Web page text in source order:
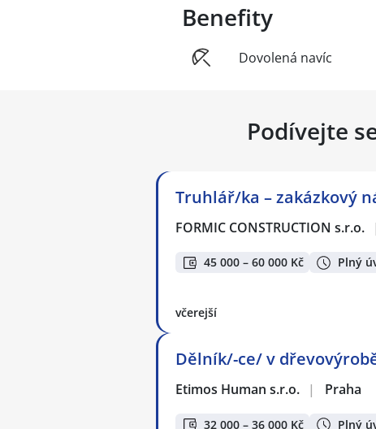
Benefity
Dovolená navíc
Podívejte
Truhlář/ka – zakázkový
FORMIC CONSTRUCTION s.r.o. |
45 000 – 60 000 Kč Plný
včerejší
Dělník/-ce/ v
Etimos Human s.r.o. | Praha
32 000 – 36 000 Kč Plný